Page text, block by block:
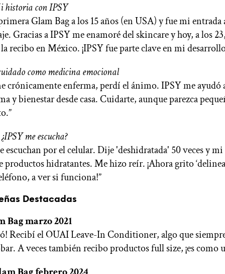
historia con IPSY
Glam Bag a los 15 años (en USA) y fue mi
Gracias a IPSY me enamoré del skincare y hoy, a los
recibo en México. ¡IPSY fue parte clave en mi
como medicina emocional
crónicamente enferma, perdí el ánimo. IPSY me ayudó
y bienestar desde casa. Cuidarte, aunque parezca
¿IPSY me escucha?
escuchan por el celular. Dije 'deshidratada' 50 veces y
productos hidratantes. Me hizo reír. ¡Ahora grito
a ver si funciona!”
Destacadas
Bag marzo 2021
Recibí el OUAI Leave-In Conditioner, algo que
A veces también recibo productos full size, ¡es como